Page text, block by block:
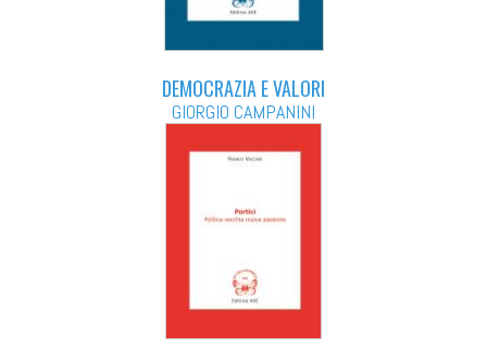
DEMOCRAZIA E VALORI
GIORGIO CAMPANINI